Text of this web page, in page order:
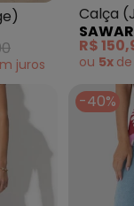
juros
Calça
Jeans
Sawary
R$
ou 5x de
-40%